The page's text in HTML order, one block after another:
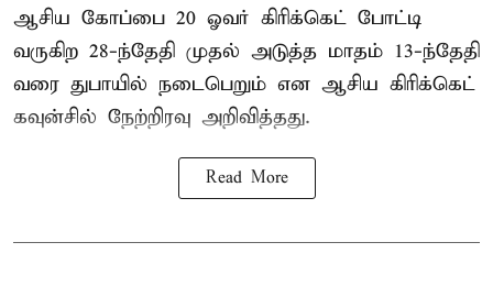
ஆசிய கோப்பை 20 ஓவர் கிரிக்கெட் போட்டி
வருகிற 28-ந்தேதி முதல் அடுத்த மாதம் 13-ந்தேதி
வரை துபாயில் நடைபெறும் என ஆசிய கிரிக்கெட்
கவுன்சில் நேற்றிரவு அறிவித்தது.
Read More